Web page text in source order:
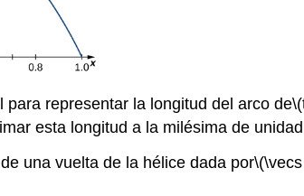
para representar la longitud del arco de
esta longitud a la milésima de
una vuelta de la hélice dada por